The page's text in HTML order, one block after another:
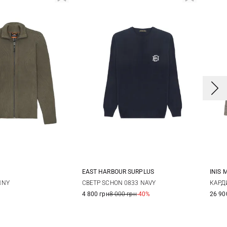
M L XL
EAST HARBOUR SURPLUS
СВЕТР SCHON 0833 NAVY
4 800 грн8 000 грн-40%
M
INIS
26